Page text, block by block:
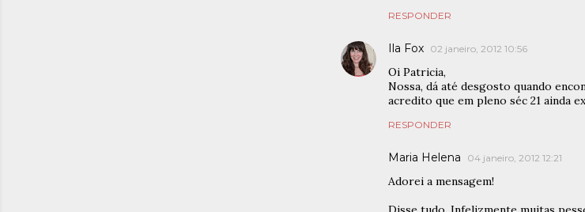
RESPONDER
Ila Fox 02 janeiro, 2012 10:56
Oi Patricia,
Nossa, dá até desgosto quando
acredito que em pleno séc 21 ainda
RESPONDER
Maria Helena 04 janeiro, 2012 12:21
Adorei a mensagem!